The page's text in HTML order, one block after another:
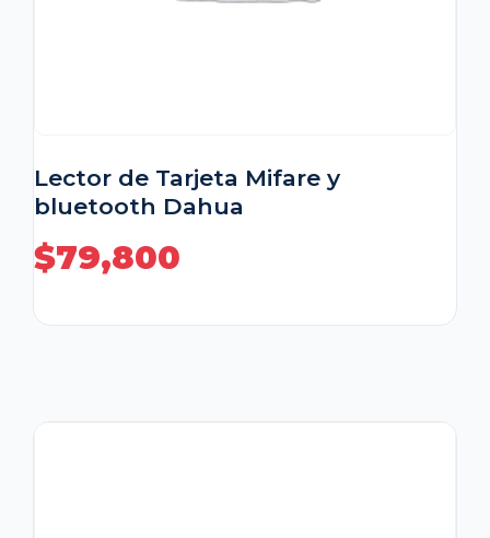
Lector de Tarjeta Mifare y
bluetooth Dahua
$79,800